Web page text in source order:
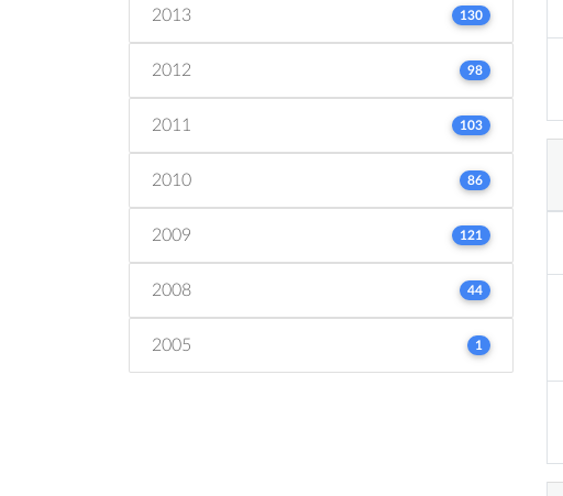
2013 130
2012 98
2011 103
2010 86
2009 121
2008 44
2005 1